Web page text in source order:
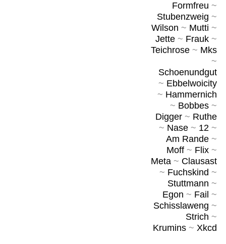
Formfreu ~
Stubenzweig ~
Wilson ~ Mutti ~
Jette~ Frauk~
Teichrose~ Mks
~
Schoenundgut
~ Ebbelwoicity
~ Hammernich
~ Bobbes~
Digger~ Ruthe
~ Nase~ 12~
Am Rande~
Moff~ Flix~
Meta~ Clausast
~ Fuchskind ~
Stuttmann ~
Egon ~ Fail ~
Schisslaweng ~
Strich ~
Krumins~ Xkcd